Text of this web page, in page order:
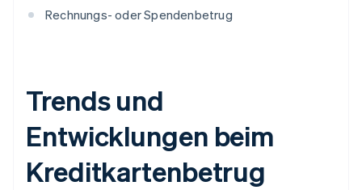
Rechnungs- oder Spendenbetrug
Trends und
Entwicklungen beim
Kreditkartenbetrug